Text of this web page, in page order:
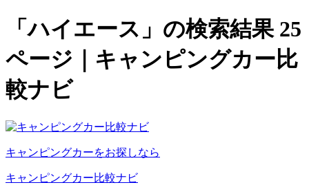
「ハイエース」の検索結果 25
ページ｜キャンピングカー比
較ナビ
キャンピングカーをお探しなら
キャンピングカー比較ナビ